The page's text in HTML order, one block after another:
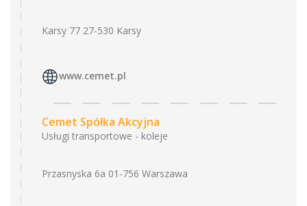
Karsy 77 27-530 Karsy
www.cemet.pl
Cemet Spółka Akcyjna
Usługi transportowe - koleje
Przasnyska 6a 01-756 Warszawa